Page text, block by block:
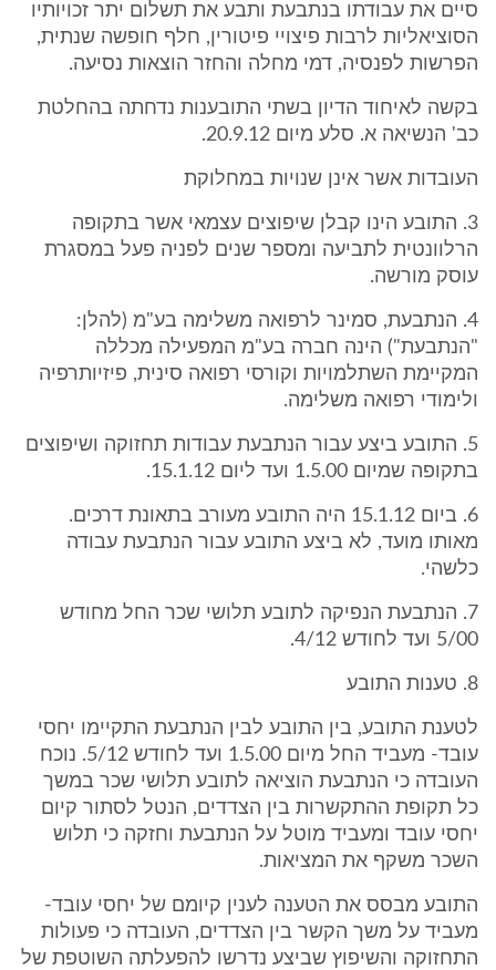
סיים את עבודתו בנתבעת ותבע את תשלום יתר זכויותיו
הסוציאליות לרבות פיצויי פיטורין, חלף חופשה שנתית,
הפרשות לפנסיה, דמי מחלה והחזר הוצאות נסיעה.
בקשה לאיחוד הדיון בשתי התובענות נדחתה בהחלטת
כב' הנשיאה א. סלע מיום 20.9.12.
העובדות אשר אינן שנויות במחלוקת
3. התובע הינו קבלן שיפוצים עצמאי אשר בתקופה
הרלוונטית לתביעה ומספר שנים לפניה פעל במסגרת
עוסק מורשה.
4. הנתבעת, סמינר לרפואה משלימה בע"מ (להלן:
"הנתבעת") הינה חברה בע"מ המפעילה מכללה
המקיימת השתלמויות וקורסי רפואה סינית, פיזיותרפיה
ולימודי רפואה משלימה.
5. התובע ביצע עבור הנתבעת עבודות תחזוקה ושיפוצים
בתקופה שמיום 1.5.00 ועד ליום 15.1.12.
6. ביום 15.1.12 היה התובע מעורב בתאונת דרכים.
מאותו מועד, לא ביצע התובע עבור הנתבעת עבודה
כלשהי.
7. הנתבעת הנפיקה לתובע תלושי שכר החל מחודש
5/00 ועד לחודש 4/12.
8. טענות התובע
לטענת התובע, בין התובע לבין הנתבעת התקיימו יחסי
עובד- מעביד החל מיום 1.5.00 ועד לחודש 5/12. נוכח
העובדה כי הנתבעת הוציאה לתובע תלושי שכר במשך
כל תקופת ההתקשרות בין הצדדים, הנטל לסתור קיום
יחסי עובד ומעביד מוטל על הנתבעת וחזקה כי תלוש
השכר משקף את המציאות.
התובע מבסס את הטענה לענין קיומם של יחסי עובד-
מעביד על משך הקשר בין הצדדים, העובדה כי פעולות
התחזוקה והשיפוץ שביצע נדרשו להפעלתה השוטפת של